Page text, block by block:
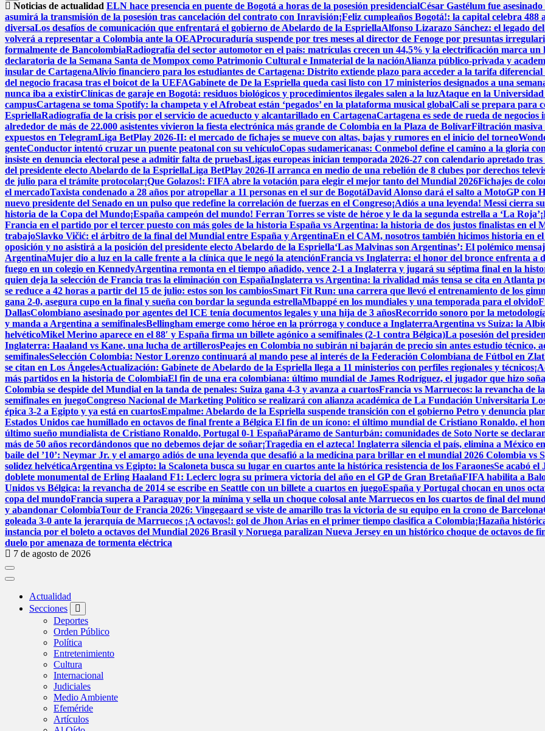
Noticias de actualidad ELN hace presencia en puente de Bogotá a horas de la posesión presidencialCésar Gastélum fue
asumirá la transmisión de la posesión tras cancelación del contrato con Inravisión¡Feliz cumpleaños Bogotá!: la capital celebra
diversaLos desafíos de comunicación que enfrentará el gobierno de Abelardo de la EspriellaAlfonso Lizarazo Sánchez: el legado
volverá a representar a Colombia ante la OEAProcuraduría suspende por tres meses al director de Fenoge por presuntas
formalmente de BancolombiaRadiografía del sector automotor en el país: matrículas crecen un 44,5% y la electrificación marca
declaratoria de la Semana Santa de Mompox como Patrimonio Cultural e Inmaterial de la naciónAlianza público-privada y
insular de CartagenaAlivio financiero para los estudiantes de Cartagena: Distrito extiende plazo para acceder a la tarifa
del negocio fracasa tras el boicot de la UEFAGabinete de De la Espriella queda casi listo con 17 ministerios designados a una
nunca iba a existirClínicas de garaje en Bogotá: residuos biológicos y procedimientos ilegales salen a la luzAtaque en la
campusCartagena se toma Spotify: la champeta y el Afrobeat están ‘pegados’ en la plataforma musical globalCali se prepara para
EspriellaRadiografía de la crisis por el servicio de acueducto y alcantarillado en CartagenaCartagena es sede de rueda de
alrededor de más de 22.000 asistentes vivieron la fiesta electrónica más grande de Colombia en la Plaza de BolívarFiltración masiva
expuestos en TelegramLiga BetPlay 2026-II: el mercado de fichajes se mueve con altas, bajas y rumores en el inicio del torneo
genteConductor intentó cruzar un puente peatonal con su vehículoCopas sudamericanas: Conmebol define el camino a la gloria
insiste en denuncia electoral pese a admitir falta de pruebasLigas europeas inician temporada 2026-27 con calendario apretado
del presidente electo Abelardo de la EspriellaLiga BetPlay 2026-II arranca en medio de una rebelión de 8 clubes por derechos
de julio para el trámite protocolar¡Que Golazos!: FIFA abre la votación para elegir el mejor tanto del Mundial 2026Fichajes de
el mercadoTaxista condenado a 28 años por atropellar a 11 personas en el sur de BogotáDavid Alonso dará el salto a MotoGP con
nuevo presidente del Senado en un pulso que redefine la correlación de fuerzas en el Congreso¡Adiós a una leyenda! Messi cierra
historia de la Copa del Mundo¡España campeón del mundo! Ferran Torres se viste de héroe y le da la segunda estrella a ‘La Roja’
Francia en el partido por el tercer puesto con más goles de la historia España vs Argentina: la historia de dos justos finalistas en el
trabajoSlavko Vičić: el árbitro de la final del Mundial entre España y ArgentinaEn el CAM, nosotros también hicimos historia en
oposición y no asistirá a la posición del presidente electo Abelardo de la Espriella‘Las Malvinas son Argentinas’: El polémico
ArgentinaMujer dio a luz en la calle frente a la clínica que le negó la atenciónFrancia vs Inglaterra: el honor del bronce enfrenta a
fuego en un colegio en KennedyArgentina remonta en el tiempo añadido, vence 2-1 a Inglaterra y jugará su séptima final en la
quien deja la selección de Francia tras la eliminación con EspañaInglaterra vs Argentina: la rivalidad más tensa se cita en Atlanta
se reduce a 42 horas a partir del 15 de julio: estos son los cambiosSmart Fit Run: una carrera que llevó el entrenamiento de los
gana 2-0, asegura cupo en la final y sueña con bordar la segunda estrellaMbappé en los mundiales y una temporada para el olvido
DallasColombiano asesinado por agentes del ICE tenía documentos legales y una hija de 3 añosRecorrido sonoro por la
y manda a Argentina a semifinalesBellingham emerge como héroe en la prórroga y conduce a InglaterraArgentina vs Suiza: la
helvéticoMikel Merino aparece en el 88′ y España firma un billete agónico a semifinales (2-1 contra Bélgica)La posesión del
Inglaterra: Haaland vs Kane, una lucha de artillerosPeajes en Colombia no subirán ni bajarán de precio sin antes estudio técnico,
semifinalesSelección Colombia: Nestor Lorenzo continuará al mando pese al interés de la Federación Colombiana de Fútbol en
se citan en Los ÁngelesActualización: Gabinete de Abelardo de la Espriella llega a 11 ministerios con perfiles regionales y técnicos
más partidos en la historia de ColombiaEl fin de una era colombiana: último mundial de James Rodríguez, el jugador que hizo
Colombia se despide del Mundial en la tanda de penales: Suiza gana 4-3 y avanza a cuartosFrancia vs Marruecos: la revancha de
semifinales en juegoCongreso Nacional de Marketing Político se realizará con alianza académica de La Fundación Universitaria
épica 3-2 a Egipto y ya está en cuartosEmpalme: Abelardo de la Espriella suspende transición con el gobierno Petro y denuncia
Estados Unidos cae humillado en octavos de final frente a Bélgica El fin de un ícono: el último mundial de Cristiano Ronaldo, el
último sueño mundialista de Cristiano Ronaldo, Portugal 0-1 EspañaPáramo de Santurbán: comunidades de Soto Norte se
más de 50 años recordándonos que no debemos dejar de soñar¡Tragedia en el azteca! Inglaterra silencia el país, elimina a México
baile del ’10’: Neymar Jr. y el amargo adiós de una leyenda que desafió a la medicina para brillar en el mundial 2026 Colombia vs
solidez helvéticaArgentina vs Egipto: la Scaloneta busca su lugar en cuartos ante la histórica resistencia de los FaraonesSe acabó
doblete monumental de Erling Haaland F1: Leclerc logra su primera victoria del año en el GP de Gran BretañaFIFA habilita a
Unidos vs Bélgica: la revancha de 2014 se escribe en Seattle con un billete a cuartos en juegoEspaña y Portugal chocan en unos
copa del mundoFrancia supera a Paraguay por la mínima y sella un choque colosal ante Marruecos en los cuartos de final del
y abandonar ColombiaTour de Francia 2026: Vingegaard se viste de amarillo tras la victoria de su equipo en la crono de Barcelona
goleada 3-0 ante la jerarquía de Marruecos ¡A octavos!: gol de Jhon Arias en el primer tiempo clasifica a Colombia¡Hazaña
instancia por el boleto a octavos del Mundial 2026 Brasil y Noruega paralizan Nueva Jersey en un histórico choque de octavos de
duelo por amenaza de tormenta eléctrica
7 de agosto de 2026
Actualidad
Secciones
Deportes
Orden Público
Política
Entretenimiento
Cultura
Internacional
Judiciales
Medio Ambiente
Efeméride
Artículos